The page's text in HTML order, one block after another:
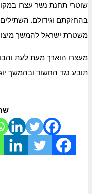
בהחזקתם וגידולם.
משטרת ישראל להמשך מיצוי
מעצרו הוארך מעת לעת
תובע נגד החשוד ובהמשך